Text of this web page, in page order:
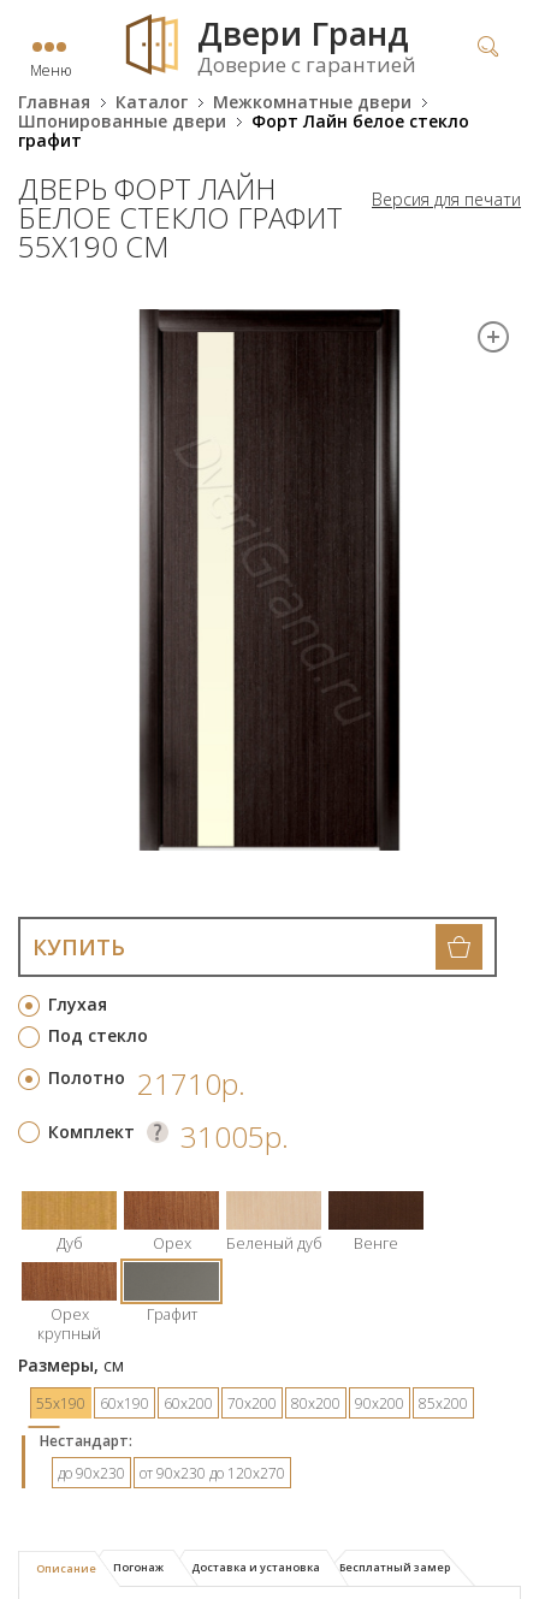
Меню
Двери Гранд
Доверие с гарантией
Главная Каталог
Межкомнатные двери
Шпонированные двери
Форт Лайн белое стекло
графит
Версия для печати
ДВЕРЬ ФОРТ ЛАЙН
БЕЛОЕ СТЕКЛО ГРАФИТ
55Х190 СМ
Глухая
Под стекло
КУПИТЬ
Полотно 21710р.
Комплект 31005р.
Дуб Орех Беленый дуб Венге
Орех
крупный
Графит
Размеры, см
55х190 60х190 60х200 70х200 80х200 90х200
85х200
Hестандарт:
до 90х230
от 90х230 до 120х270
Описание Погонаж Доставка и установка Бесплатный замер